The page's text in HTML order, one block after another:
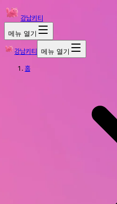
강남키티
메뉴 열기
강남키티 메뉴 열기
홈